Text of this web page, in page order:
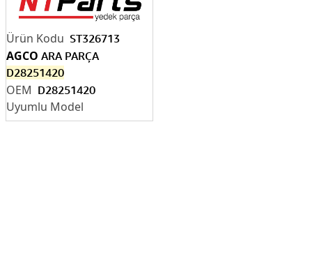
ST326713
D28251420
AGCO ARA PARÇA
D28251420